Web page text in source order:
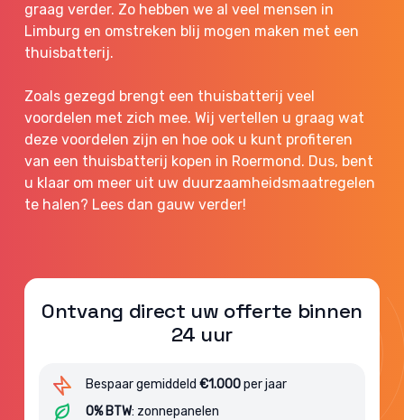
graag verder. Zo hebben we al veel mensen in
Limburg en omstreken blij mogen maken met een
thuisbatterij.
Zoals gezegd brengt een thuisbatterij veel
voordelen met zich mee. Wij vertellen u graag wat
deze voordelen zijn en hoe ook u kunt profiteren
van een thuisbatterij kopen in Roermond. Dus, bent
u klaar om meer uit uw duurzaamheidsmaatregelen
te halen? Lees dan gauw verder!
Ontvang direct uw offerte binnen
24 uur
Bespaar gemiddeld€1.000per jaar
0% BTW: zonnepanelen